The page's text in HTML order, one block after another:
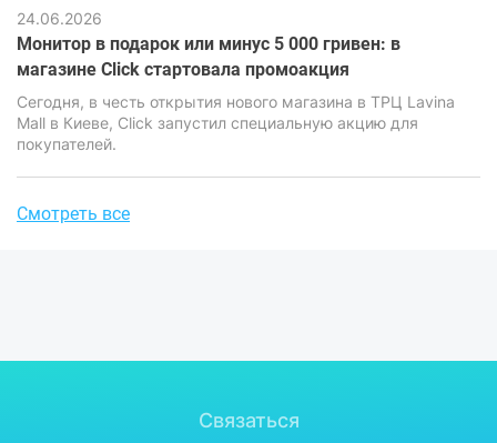
поэтому вопрос выбора между облачными сервисами и
локальными накопителями стоит особенно остро.
24.06.2026
Монитор в подарок или минус 5 000 гривен: в
магазине Click стартовала промоакция
Сегодня, в честь открытия нового магазина в ТРЦ Lavina
Mall в Киеве, Click запустил специальную акцию для
покупателей.
Смотреть все
Связаться